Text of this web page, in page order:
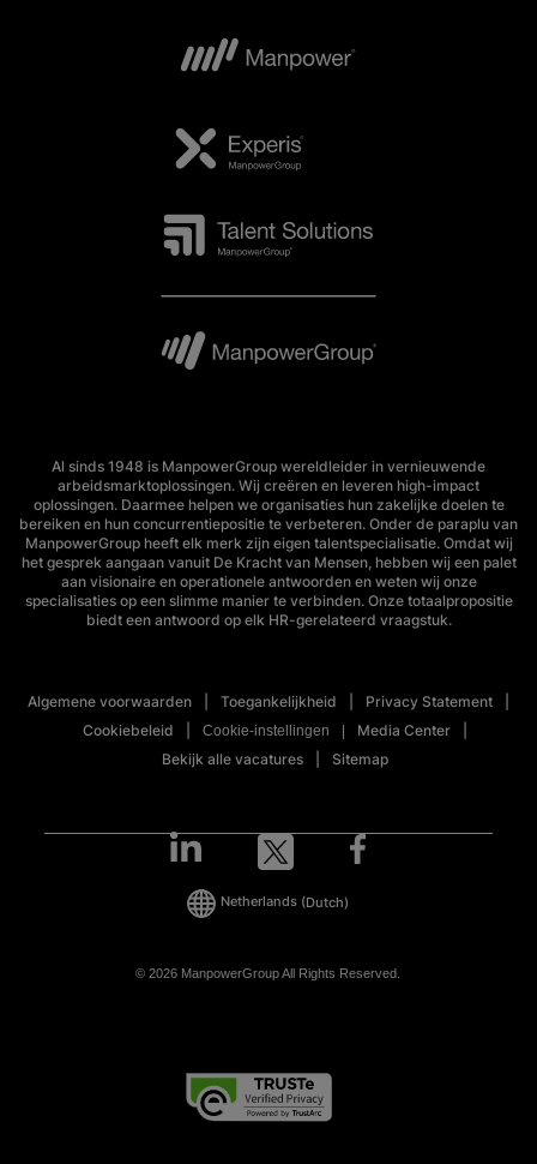
Al sinds 1948 is ManpowerGroup wereldleider in vernieuwende
arbeidsmarktoplossingen. Wij creëren en leveren high-impact
oplossingen. Daarmee helpen we organisaties hun zakelijke doelen te
bereiken en hun concurrentiepositie te verbeteren. Onder de paraplu van
ManpowerGroup heeft elk merk zijn eigen talentspecialisatie. Omdat wij
het gesprek aangaan vanuit De Kracht van Mensen, hebben wij een palet
aan visionaire en operationele antwoorden en weten wij onze
specialisaties op een slimme manier te verbinden. Onze totaalpropositie
biedt een antwoord op elk HR-gerelateerd vraagstuk.
Algemene voorwaarden Toegankelijkheid
Privacy Statement
Cookiebeleid
Cookie-instellingen
Media Center
Bekijk alle vacatures
Sitemap
© 2026 ManpowerGroup All Rights Reserved.
Netherlands (Dutch)